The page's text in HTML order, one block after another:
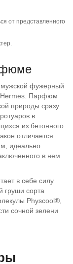
от представленного
фужерный
Hermes. Парфюм
природы сразу
в
из бетонного
отличается
идеально
в нем
в себе силу
груши сорта
Physcool®,
сочной зелени